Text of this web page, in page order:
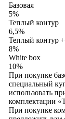
Базовая
5%
Теплый контур
6,5%
Теплый контур +
8%
White box
10%
При покупке
специальный
использовать
комплектации
При покупке